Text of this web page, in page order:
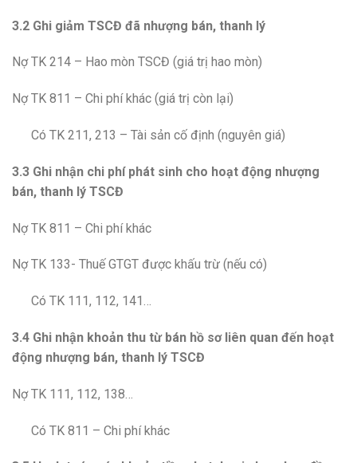
3.2 Ghi giảm TSCĐ đã nhượng bán, thanh lý
Nợ TK 214 – Hao mòn TSCĐ (giá trị hao mòn)
Nợ TK 811 – Chi phí khác (giá trị còn lại)
Có TK 211, 213 – Tài sản cố định (nguyên giá)
3.3 Ghi nhận chi phí phát sinh cho hoạt động nhượng
bán, thanh lý TSCĐ
Nợ TK 811 – Chi phí khác
Nợ TK 133- Thuế GTGT được khấu trừ (nếu có)
Có TK 111, 112, 141…
3.4 Ghi nhận khoản thu từ bán hồ sơ liên quan đến hoạt
động nhượng bán, thanh lý TSCĐ
Nợ TK 111, 112, 138…
Có TK 811 – Chi phí khác